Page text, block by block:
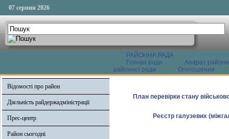
07 серпня 2026
РАЙОННА РАДА
Голова ради
Апарат
районної ради
Оголошення
Відомості про район
Діяльність райдержадміністрації
Прес-центр
Район сьогодні
План перевірки стану
Реєстр галузевих